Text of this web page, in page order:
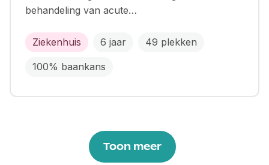
behandeling van acute…
Ziekenhuis 6 jaar 49 plekken
100% baankans
Toon meer